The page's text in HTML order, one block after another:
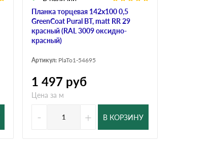
Планка торцевая 142х100 0,5
GreenCoat Pural BT, matt RR 29
красный (RAL 3009 оксидно-
красный)
Артикул: PlaTo1-54695
1 497 руб
Цена за м
- + В КОРЗИНУ